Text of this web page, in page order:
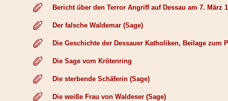
Bericht über den Terror Angriff auf Dessau am 7. März
Der falsche Waldemar (Sage)
Die Geschichte der Dessauer Katholiken, Beilage zum
Die Sage vom Krötenring
Die sterbende Schäferin (Sage)
Die weiße Frau von Waldeser (Sage)